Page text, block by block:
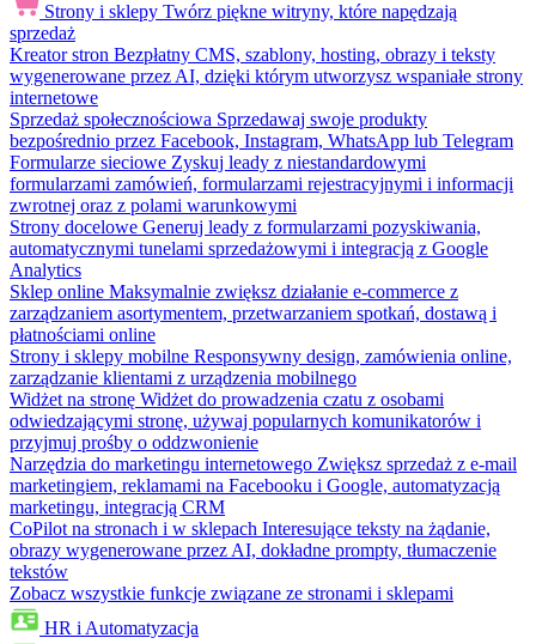
Strony i sklepy Twórz piękne witryny, które napędzają
sprzedaż
Kreator stron Bezpłatny CMS, szablony, hosting, obrazy i teksty
wygenerowane przez AI, dzięki którym utworzysz wspaniałe strony
internetowe
Sprzedaż społecznościowa Sprzedawaj swoje produkty
bezpośrednio przez Facebook, Instagram, WhatsApp lub Telegram
Formularze sieciowe Zyskuj leady z niestandardowymi
formularzami zamówień, formularzami rejestracyjnymi i informacji
zwrotnej oraz z polami warunkowymi
Strony docelowe Generuj leady z formularzami pozyskiwania,
automatycznymi tunelami sprzedażowymi i integracją z Google
Analytics
Sklep online Maksymalnie zwiększ działanie e-commerce z
zarządzaniem asortymentem, przetwarzaniem spotkań, dostawą i
płatnościami online
Strony i sklepy mobilne Responsywny design, zamówienia online,
zarządzanie klientami z urządzenia mobilnego
Widżet na stronę Widżet do prowadzenia czatu z osobami
odwiedzającymi stronę, używaj popularnych komunikatorów i
przyjmuj prośby o oddzwonienie
Narzędzia do marketingu internetowego Zwiększ sprzedaż z e-mail
marketingiem, reklamami na Facebooku i Google, automatyzacją
marketingu, integracją CRM
CoPilot na stronach i w sklepach Interesujące teksty na żądanie,
obrazy wygenerowane przez AI, dokładne prompty, tłumaczenie
tekstów
Zobacz wszystkie funkcje związane ze stronami i sklepami
HR i Automatyzacja